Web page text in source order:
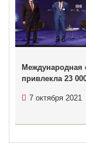
Международная
привлекла 23
7 октября 2021